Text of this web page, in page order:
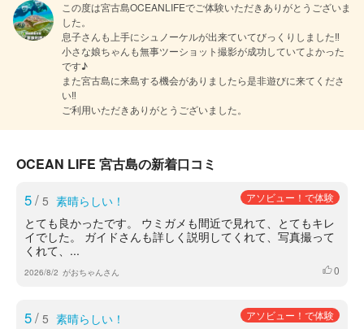
この度は宮古島OCEANLIFEでご体験いただきありがとうございま
した。
息子さんも上手にシュノーケルが出来ていてびっくりしました‼
小さな娘ちゃんも無事ツーショット撮影が成功していてよかった
です♪
また宮古島に来島する機会がありましたら是非遊びに来てくださ
い‼
ご利用いただきありがとうございました。
OCEAN LIFE 宮古島の新着口コミ
5/ 5 素晴らしい！ アソビュー！で体験
とても良かったです。 ウミガメも間近で見れて、とてもキレ
イでした。 ガイドさんも詳しく説明してくれて、写真撮って
くれて、...
2026/8/2 がおちゃんさん いいね
0
5/ 5 素晴らしい！ アソビュー！で体験